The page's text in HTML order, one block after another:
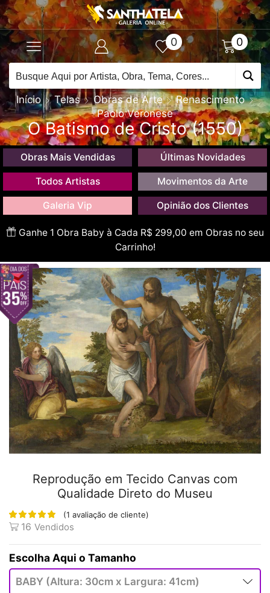
0 0
Início Telas Obras de Arte
Renascimento
Paolo Veronese
O Batismo de Cristo (1550)
Obras Mais Vendidas Últimas Novidades
Todos Artistas Movimentos da Arte
Galeria Vip Opinião dos Clientes
Ganhe 1 Obra Baby à Cada R$ 299,00 em Obras no seu
Carrinho!
Reprodução em Tecido Canvas com
Qualidade Direto do Museu
(1 avaliação de cliente)
16 Vendidos
Tamanho